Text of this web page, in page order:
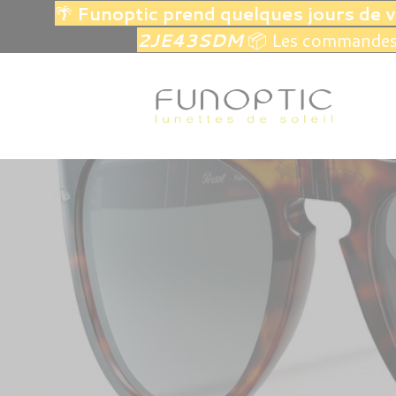
🌴 Funoptic prend quelques jours de
2JE43SDM📦 Les